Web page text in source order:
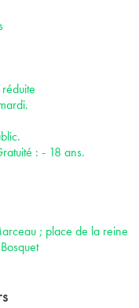
: - 18 ans.
; place de la reine